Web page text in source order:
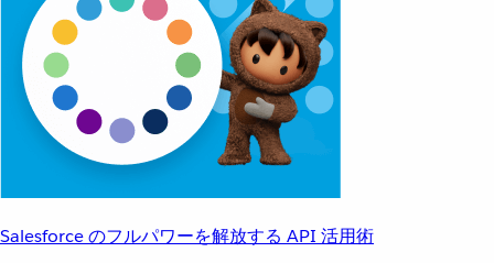
Salesforce のフルパワーを解放する API 活用術